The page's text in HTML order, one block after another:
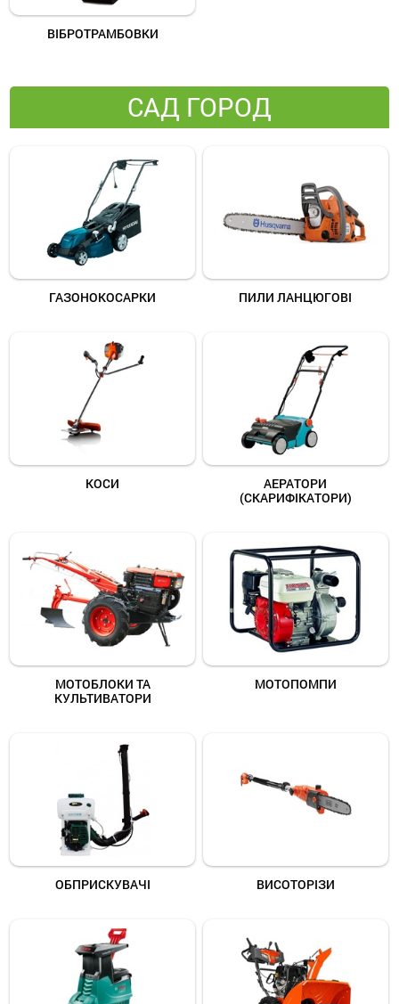
ВІБРОТРАМБОВКИ
САД ГОРОД
ГАЗОНОКОСАРКИ ПИЛИ ЛАНЦЮГОВІ
КОСИ
АЕРАТОРИ
(СКАРИФІКАТОРИ)
МОТОБЛОКИ ТА
КУЛЬТИВАТОРИ
МОТОПОМПИ
ОБПРИСКУВАЧІ ВИСОТОРІЗИ